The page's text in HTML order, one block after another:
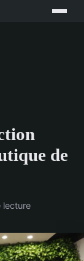
de
lecture